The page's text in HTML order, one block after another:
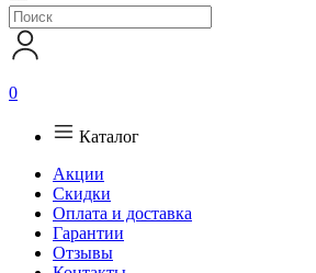
0
Каталог
Акции
Скидки
Оплата и доставка
Гарантии
Отзывы